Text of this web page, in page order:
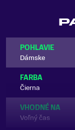
POHLAVIE
Dámske
FARBA
Čierna
VHODNÉ NA
Voľný čas